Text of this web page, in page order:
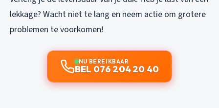
lekkage? Wacht niet te lang en neem actie om grotere
problemen te voorkomen!
NU BEREIKBAAR
BEL 076 204 20 40